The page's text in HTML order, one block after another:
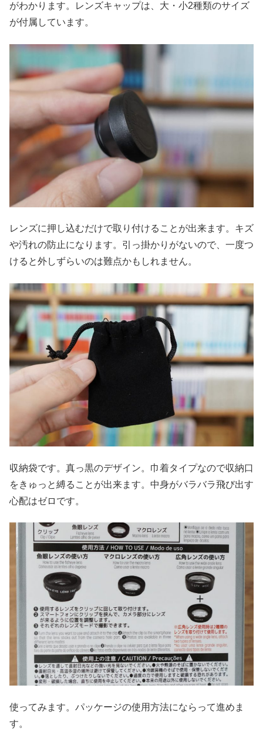
がわかります。レンズキャップは、大・小2種類のサイズ
が付属しています。
レンズに押し込むだけで取り付けることが出来ます。キズ
や汚れの防止になります。引っ掛かりがないので、一度つ
けると外しずらいのは難点かもしれません。
収納袋です。真っ黒のデザイン。巾着タイプなので収納口
をきゅっと縛ることが出来ます。中身がバラバラ飛び出す
心配はゼロです。
使ってみます。パッケージの使用方法にならって進めま
す。